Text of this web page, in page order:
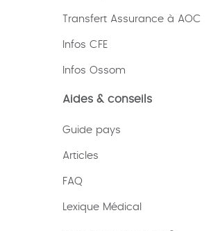
Transfert Assurance à AOC
Infos CFE
Infos Ossom
Aides & conseils
Guide pays
Articles
FAQ
Lexique Médical